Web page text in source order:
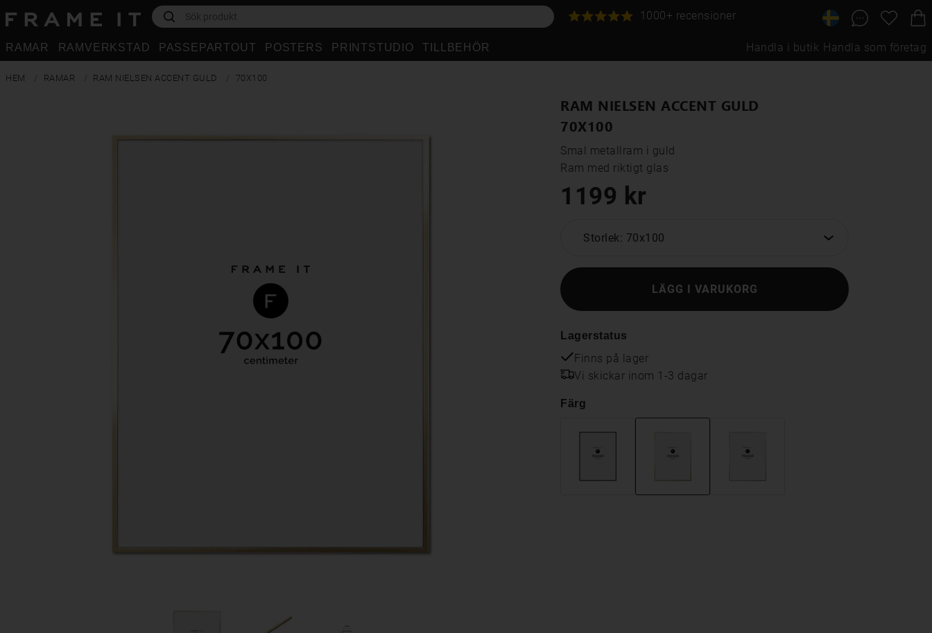
1000+ recensioner
RAMAR RAMVERKSTAD PASSEPARTOUT POSTERS PRINTSTUDIO TILLBEHÖR Handla i butik Handla som företag
HEM RAMAR RAM NIELSEN ACCENT GULD 70X100
RAM NIELSEN ACCENT GULD
70X100
Smal metallram i guld
Ram med riktigt glas
1199 kr
Storlek: 70x100
LÄGG I VARUKORG
Lagerstatus
Finns på lager
Vi skickar inom 1-3 dagar
Färg